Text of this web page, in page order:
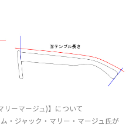
リーマージュ)】について
・ジャック・マリー・マージュ氏が